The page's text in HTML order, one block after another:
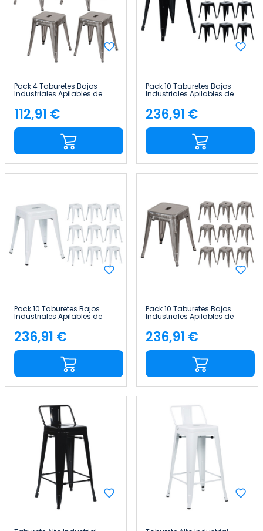
Pack 4 Taburetes Bajos
Industriales Apilables de
Acero 38x38x46cm Thinia
Home
Precio
112,91 €
Pack 10 Taburetes Bajos
Industriales Apilables de
Acero 38x38x46cm Thinia
Home
Precio
236,91 €
Pack 10 Taburetes Bajos
Industriales Apilables de
Home
Precio
236,91 €
Pack 10 Taburetes Bajos
Industriales Apilables de
Home
Precio
236,91 €